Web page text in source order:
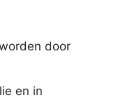
door
en in